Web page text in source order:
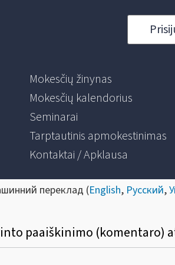
Mokesčių žinynas
Mokesčių kalendorius
Seminarai
Tarptautinis apmokestinimas
Kontaktai / Apklausa
переклад (English, Русский,